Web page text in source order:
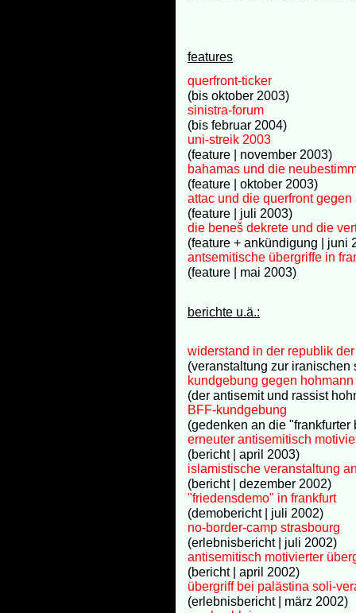
features
querfront-ticker
(bis oktober 2003)
sinistra-forum
(bis februar 2004)
uni-streik 2003
(feature | november 2003)
bahamas und die
(feature | oktober 2003)
attac und die querfront gegen
(feature | juli 2003)
die beneš dekrete und die
(feature + ankündigung | juni
antsemitische übergriffe in
(feature | mai 2003)
berichte u.ä.:
widerstand in der republik
(veranstaltung zur
kundgebung gegen hohmann
(der antisemit und rassist
BFF-kundgebung
(gedenken an die
erneuter antisemitisch
(bericht | april 2003)
islamistische veranstaltung
(bericht | dezember 2002)
"friedensdemo" in frankfurt
(demobericht | juli 2002)
no-border-camp strasbourg
(erlebnisbericht | juli 2002)
antisemitisch motivierter
(bericht | april 2002)
übergriff bei palästina soli-
(erlebnisbericht | märz 2002)